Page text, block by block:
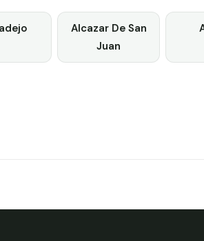
Alcazar De San
Juan